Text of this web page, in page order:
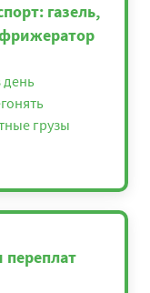
газель,
день
грузы
переплат